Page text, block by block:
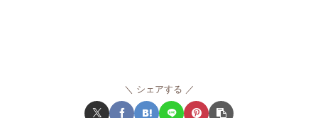
シェアする